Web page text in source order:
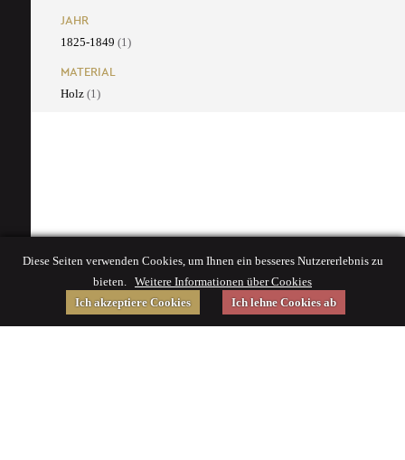
JAHR
1825-1849 (1)
MATERIAL
Holz (1)
Diese Seiten verwenden Cookies, um Ihnen ein besseres Nutzererlebnis zu
bieten. Weitere Informationen über Cookies
Ich akzeptiere Cookies
Ich lehne Cookies ab